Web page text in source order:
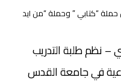
نظم طلبة التدريب
في جامعة القدس